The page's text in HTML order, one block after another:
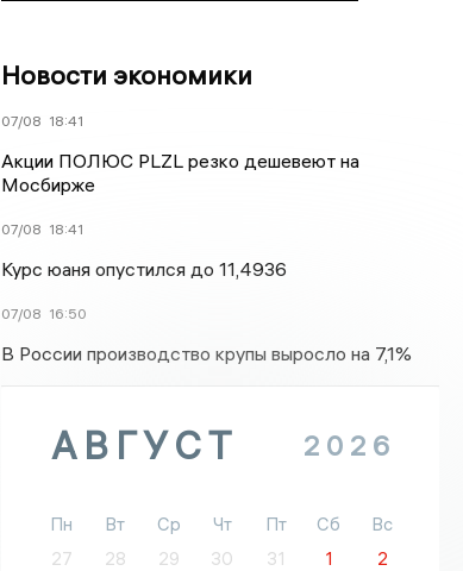
Новости экономики
07/08 18:41
Акции ПОЛЮС PLZL резко дешевеют на
Мосбирже
07/08 18:41
Курс юаня опустился до 11,4936
07/08 16:50
В России производство крупы выросло на 7,1%
АВГУСТ 2026
Пн Вт Ср Чт Пт Сб
Вс
27
28 29 30 31 1
2